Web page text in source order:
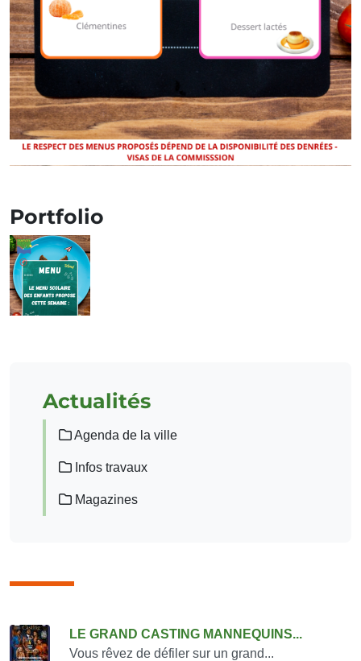
Portfolio
Actualités
Agenda de la ville
Infos travaux
Magazines
Consulter également
LE GRAND CASTING MANNEQUINS...
Vous rêvez de défiler sur un grand...